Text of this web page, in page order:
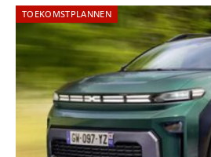
TOEKOMSTPLANNEN